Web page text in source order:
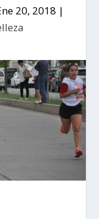
20, 2018 |